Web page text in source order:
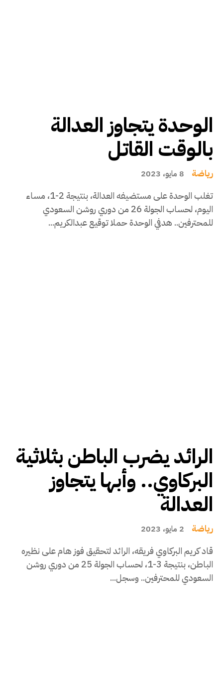
الوحدة يتجاوز العدالة
بالوقت القاتل
رياضة 8 مايو، 2023
تغلب الوحدة على مستضيفه العدالة، بنتيجة 2-1، مساء
اليوم، لحساب الجولة 26 من دوري روشن السعودي
للمحترفين.. هدفي الوحدة حملا توقيع عبدالكريم...
الرائد يضرب الباطن بثلاثية
البركاوي.. وأبها يتجاوز
العدالة
رياضة 2 مايو، 2023
قاد كريم البركاوي فريقه، الرائد لتحقيق فوز هام على نظيره
الباطن، بنتيجة 3-1، لحساب الجولة 25 من دوري روشن
السعودي للمحترفين.. وسجل...